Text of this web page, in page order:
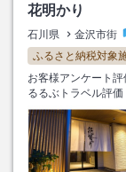
花明かり
石川県 金沢市街
ふるさと納税対象
お客様アンケート評
るるぶトラベル評価